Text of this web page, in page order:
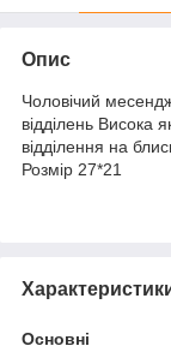
Опис
Чоловічий
відділень Висока
відділення на
Розмір 27*21
Основні